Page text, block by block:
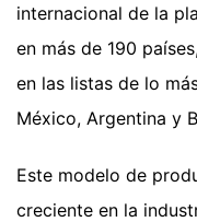
internacional de la
en más de 190
en las listas de lo
México, Argentina y
Este modelo de
creciente en la